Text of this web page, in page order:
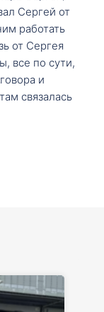
Сергей от
работать
от Сергея
все по сути,
и
связалась
т.д. После
Сергей с